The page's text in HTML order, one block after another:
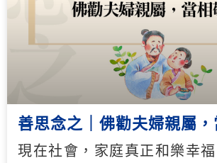
善思念之｜佛勸夫婦親屬
現在社會，家庭真正和樂幸